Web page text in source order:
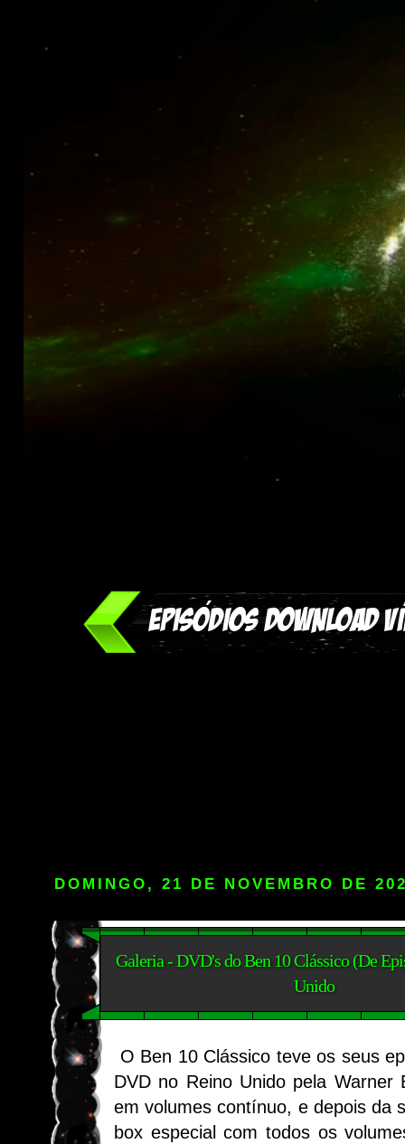
DOMINGO, 21 DE NOVEMBRO DE
Galeria - DVD's do Ben 10 Clássico (De
Unido
O Ben 10 Clássico teve os seus
DVD no Reino Unido pela Warner
em volumes contínuo, e depois da
box especial com todos os